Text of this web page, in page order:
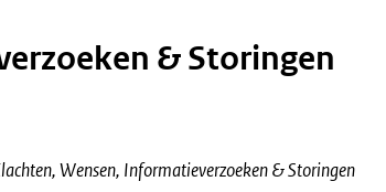
& Storingen
Wensen, Informatieverzoeken & Storingen